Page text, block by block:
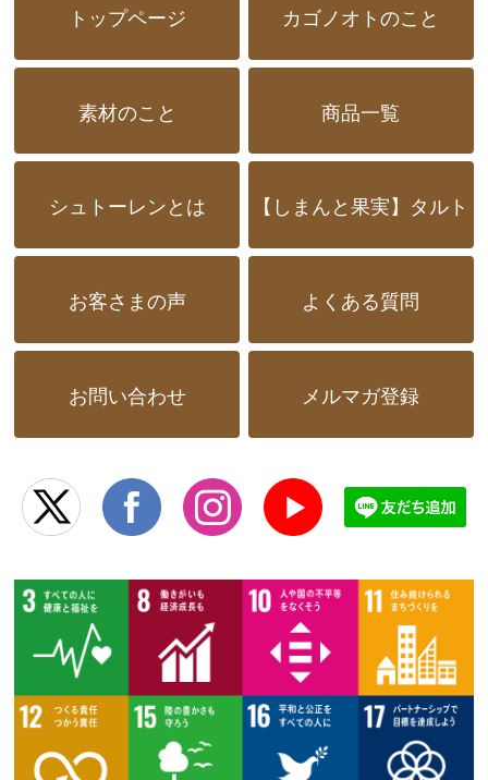
トップページ カゴノオトのこと
素材のこと 商品一覧
シュトーレンとは 【しまんと果実】タルト
お客さまの声 よくある質問
お問い合わせ メルマガ登録